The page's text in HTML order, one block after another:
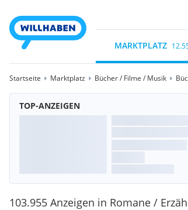
MARKTPLATZ
Startseite Marktplatz Bücher / Filme / Musik
TOP-ANZEIGEN
103.955 Anzeigen in Romane /